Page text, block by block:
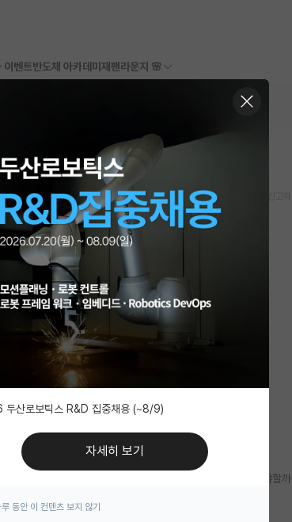
이벤트반도체 아카데미 재팬라운지 🌸
,, 이제 후기대학원 컨택 해보려고 하는데 장학금도 알아봐야할
궁금합니다.
두산로보틱스 R&D 집중채용 (~8/9)
자세히 보기
동안 이 컨텐츠 보지 않기